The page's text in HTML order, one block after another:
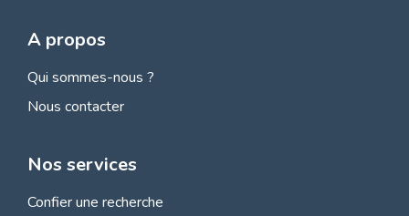
A propos
Qui sommes-nous ?
Nous contacter
Nos services
Confier une recherche